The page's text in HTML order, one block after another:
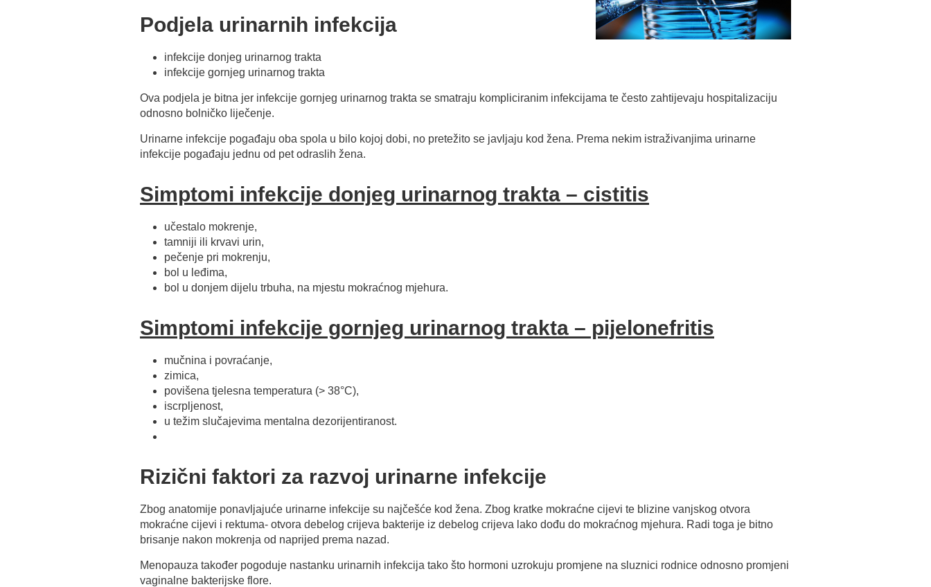
Podjela urinarnih infekcija
infekcije donjeg urinarnog trakta
infekcije gornjeg urinarnog trakta
Ova podjela je bitna jer infekcije gornjeg urinarnog trakta se smatraju kompliciranim infekcijama te često zahtijevaju hospitalizaciju
odnosno bolničko liječenje.
Urinarne infekcije pogađaju oba spola u bilo kojoj dobi, no pretežito se javljaju kod žena. Prema nekim istraživanjima urinarne
infekcije pogađaju jednu od pet odraslih žena.
Simptomi infekcije donjeg urinarnog trakta – cistitis
učestalo mokrenje,
tamniji ili krvavi urin,
pečenje pri mokrenju,
bol u leđima,
bol u donjem dijelu trbuha, na mjestu mokraćnog mjehura.
Simptomi infekcije gornjeg urinarnog trakta – pijelonefritis
mučnina i povraćanje,
zimica,
povišena tjelesna temperatura (> 38°C),
iscrpljenost,
u težim slučajevima mentalna dezorijentiranost.
Rizični faktori za razvoj urinarne infekcije
Zbog anatomije ponavljajuće urinarne infekcije su najčešće kod žena. Zbog kratke mokraćne cijevi te blizine vanjskog otvora
mokraćne cijevi i rektuma- otvora debelog crijeva bakterije iz debelog crijeva lako dođu do mokraćnog mjehura. Radi toga je bitno
brisanje nakon mokrenja od naprijed prema nazad.
Menopauza također pogoduje nastanku urinarnih infekcija tako što hormoni uzrokuju promjene na sluznici rodnice odnosno promjeni
vaginalne bakterijske flore.